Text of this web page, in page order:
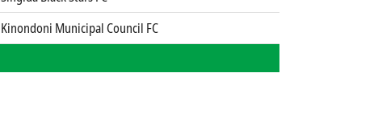
Kinondoni Municipal Council FC